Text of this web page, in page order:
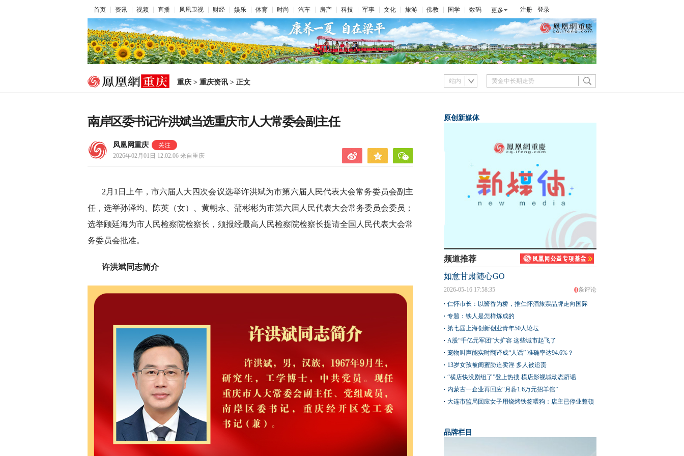
首页 资讯 视频 直播 凤凰卫视 财经 娱乐 体育 时尚 汽车 房产 科技 军事 文化 旅游 佛教 国学 数码 更多 注册 登录
重庆 > 重庆资讯 > 正文 站内
南岸区委书记许洪斌当选重庆市人大常委会副主任
凤凰网重庆
2026年02月01日 12:02:06 来自重庆
2月1日上午，市六届人大四次会议选举许洪斌为市第六届人民代表大会常务委员会副主
任，选举孙泽均、陈英（女）、黄朝永、蒲彬彬为市第六届人民代表大会常务委员会委员；
选举顾廷海为市人民检察院检察长，须报经最高人民检察院检察长提请全国人民代表大会常
务委员会批准。
许洪斌同志简介
原创新媒体
频道推荐
如意甘肃随心GO
0条评论
2026-05-16 17:58:35
仁怀市长：以酱香为桥，推仁怀酒旅票品牌走向国际
专题：铁人是怎样炼成的
第七届上海创新创业青年50人论坛
A股“千亿元军团”大扩容 这些城市起飞了
宠物叫声能实时翻译成“人话” 准确率达94.6%？
13岁女孩被闺蜜胁迫卖淫 多人被追责
“横店快没剧组了”登上热搜 横店影视城动态辟谣
内蒙古一企业再回应“月薪1.6万元招羊倌”
大连市监局回应女子用烧烤铁签喂狗：店主已停业整顿
品牌栏目